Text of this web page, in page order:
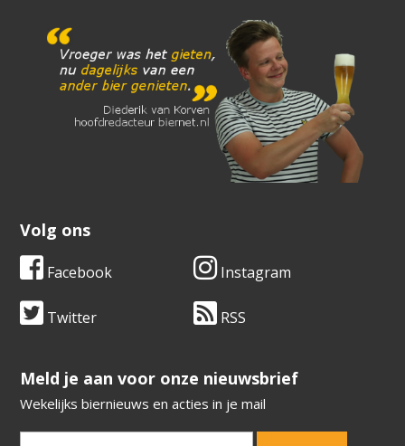
Volg ons
Facebook Instagram
Twitter RSS
​​​​​​​Meld je aan voor onze nieuwsbrief
Wekelijks biernieuws en acties in je mail